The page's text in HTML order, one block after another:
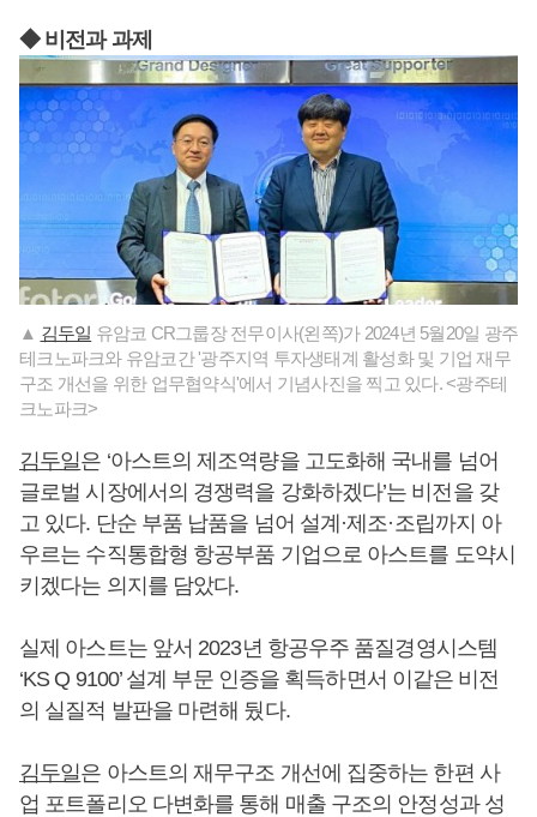
◆ 비전과 과제
▲ 김두일 유암코 CR그룹장 전무이사(왼쪽)가 2024년 5월20일 광주
테크노파크와 유암코간 '광주지역 투자생태계 활성화 및 기업 재무
구조 개선을 위한 업무협약식'에서 기념사진을 찍고 있다. <광주테
크노파크>
김두일은 ‘아스트의 제조역량을 고도화해 국내를 넘어
글로벌 시장에서의 경쟁력을 강화하겠다’는 비전을 갖
고 있다. 단순 부품 납품을 넘어 설계·제조·조립까지 아
우르는 수직통합형 항공부품 기업으로 아스트를 도약시
키겠다는 의지를 담았다.
실제 아스트는 앞서 2023년 항공우주 품질경영시스템
‘KS Q 9100’ 설계 부문 인증을 획득하면서 이같은 비전
의 실질적 발판을 마련해 뒀다.
김두일은 아스트의 재무구조 개선에 집중하는 한편 사
업 포트폴리오 다변화를 통해 매출 구조의 안정성과 성